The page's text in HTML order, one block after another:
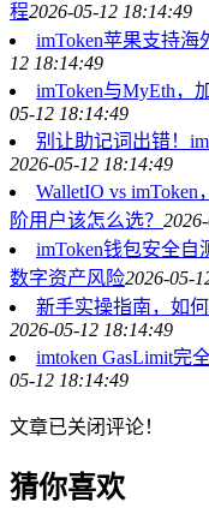
程2026-05-12 18:14:49
imToken苹果支持
12 18:14:49
imToken与MyEth，
05-12 18:14:49
别让助记词出错！
2026-05-12 18:14:49
WalletIO vs
阶用户该怎么选？
imToken钱包安全
数字资产风险2026-05-
新手实操指南，如
2026-05-12 18:14:49
imtoken GasLimit完
05-12 18:14:49
文章已关闭评论！
猜你喜欢